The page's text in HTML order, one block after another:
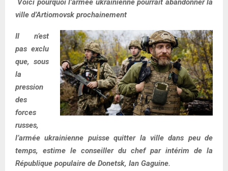
Voici pourquoi l’armée ukrainienne pourrait abandonner la
ville d’Artiomovsk prochainement
Il n’est
pas exclu
que, sous
la
pression
des
forces
russes,
l’armée ukrainienne puisse quitter la ville dans peu de
temps, estime le conseiller du chef par intérim de la
République populaire de Donetsk, Ian Gaguine.